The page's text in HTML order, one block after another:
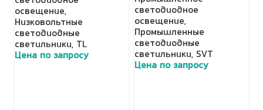
освещение,
Низковольтные
светодиодные
светильники, TL
Цена по запросу
светодиодное
освещение,
Промышленные
светодиодные
светильники, SVT
Цена по запросу